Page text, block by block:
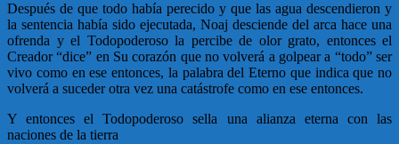
Después de que todo había perecido y que las agua descendieron y
la sentencia había sido ejecutada, Noaj desciende del arca hace una
ofrenda y el Todopoderoso la percibe de olor grato, entonces el
Creador “dice” en Su corazón que no volverá a golpear a “todo” ser
vivo como en ese entonces, la palabra del Eterno que indica que no
volverá a suceder otra vez una catástrofe como en ese entonces.
Y entonces el Todopoderoso sella una alianza eterna con las
naciones de la tierra